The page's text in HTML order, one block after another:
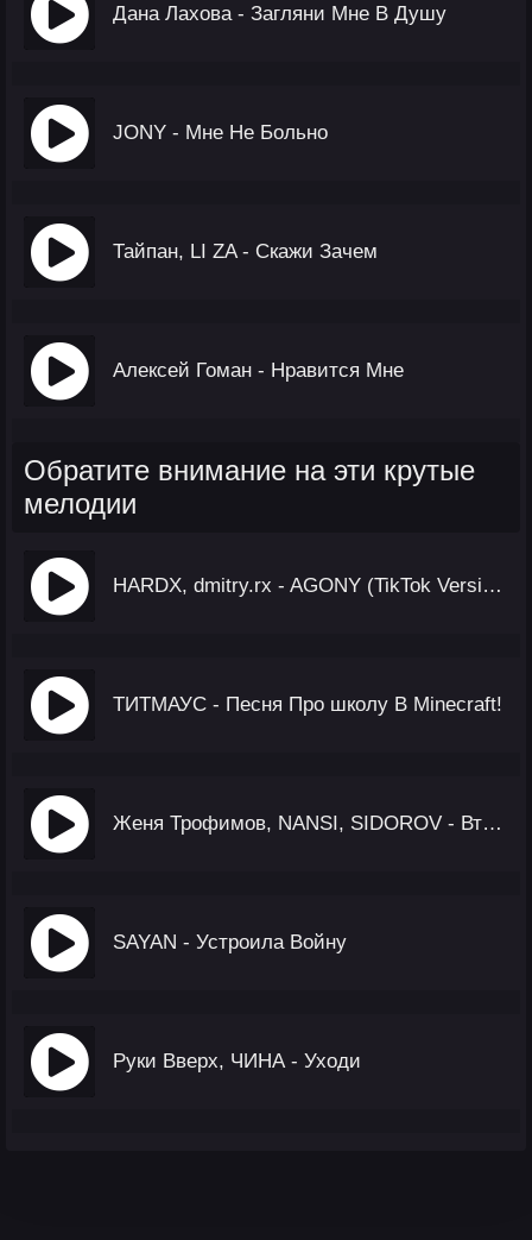
Дана Лахова - Загляни Мне В Душу
JONY - Мне Не Больно
Тайпан, LI ZA - Скажи Зачем
Алексей Гоман - Нравится Мне
Обратите внимание на эти крутые
мелодии
HARDX, dmitry.rx - AGONY (TikTok Version)
ТИТМАУС - Песня Про школу В Minecraft!
Женя Трофимов, NANSI, SIDOROV - Вторая Весна (OST Ландыши. Такая Нежная Любовь)
SAYAN - Устроила Войну
Руки Вверх, ЧИНА - Уходи